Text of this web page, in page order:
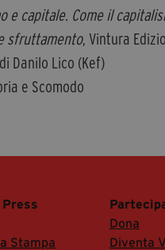
e capitale. Come il
sfruttamento, Vintura
Danilo Lico (Kef)
e Scomodo
Press
Stampa
Dona
Diventa